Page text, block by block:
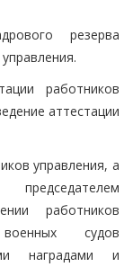
резерва
работников
аттестации
управления, а
работников
судов
наградами и